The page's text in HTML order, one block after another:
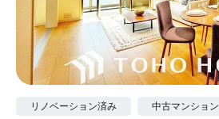
リノベーション済み 中古マンション